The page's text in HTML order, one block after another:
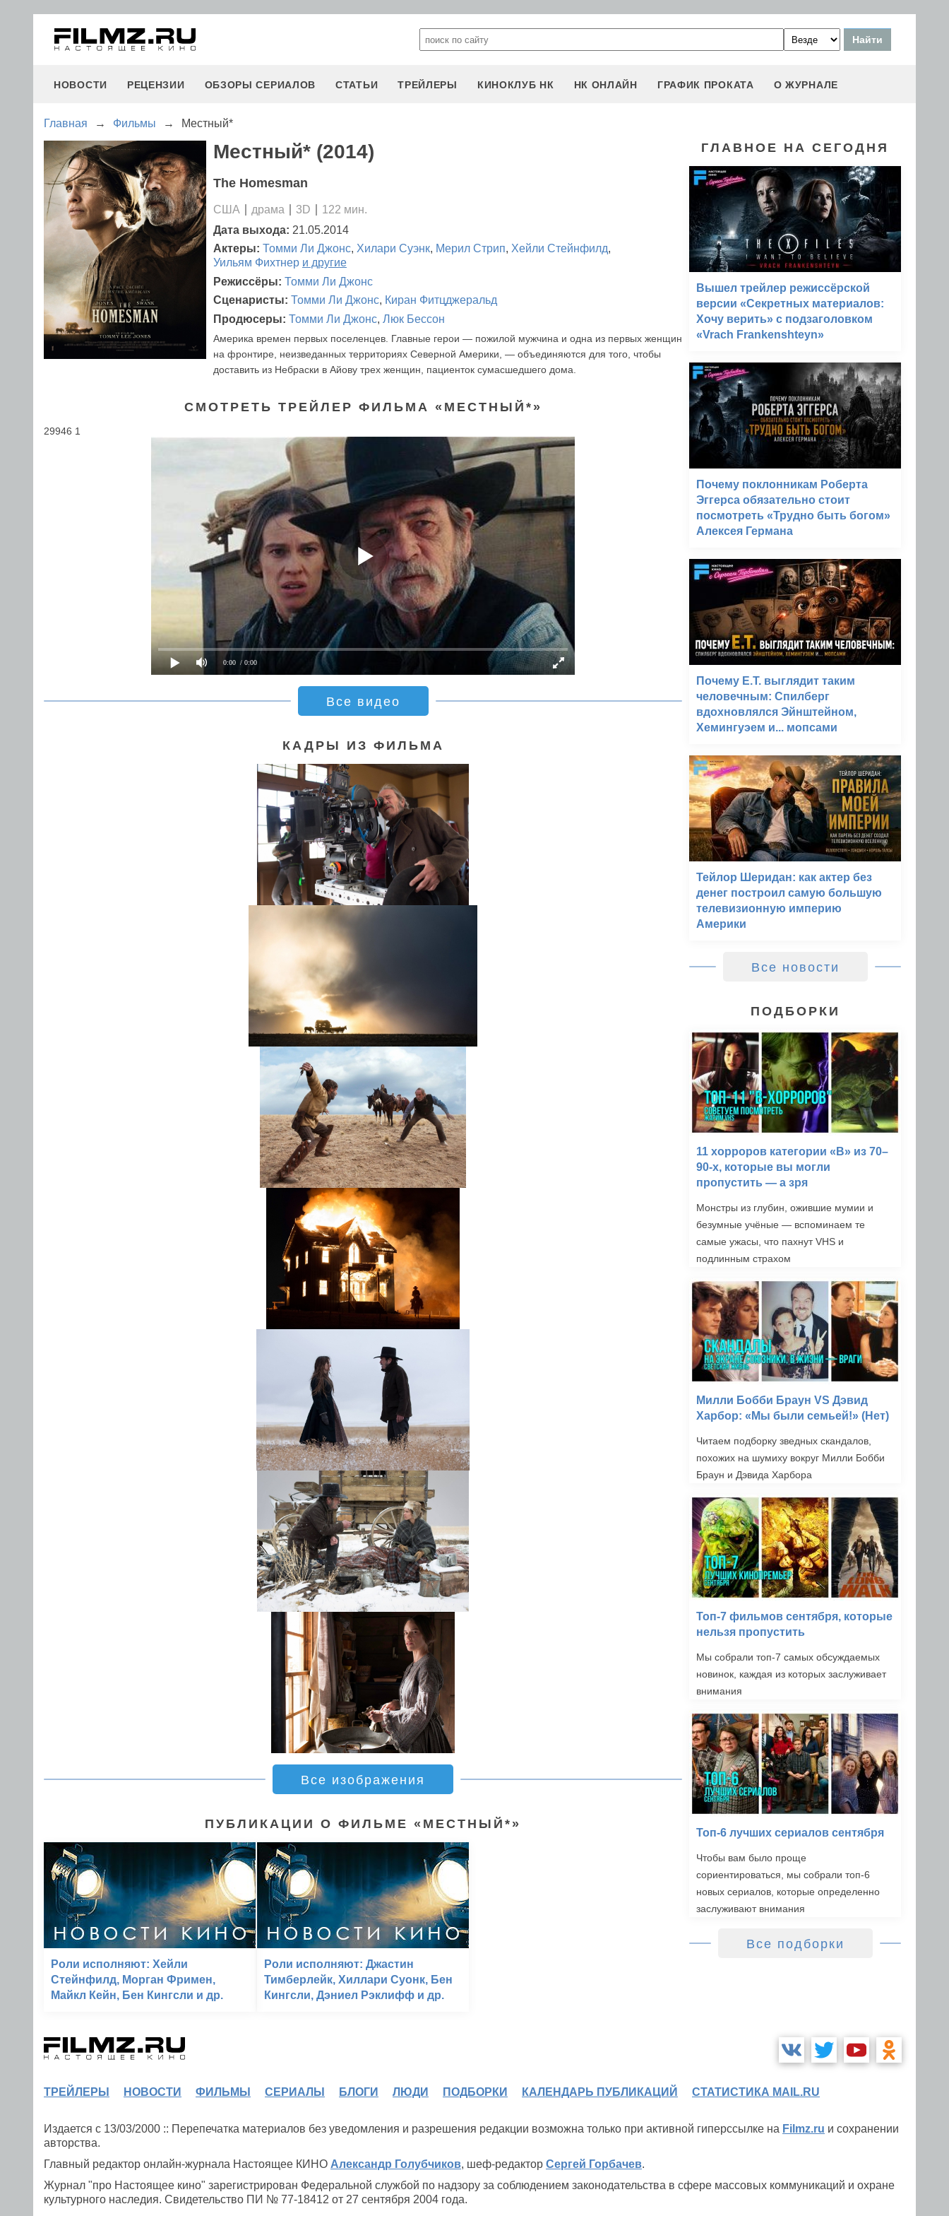
НОВОСТИ РЕЦЕНЗИИ ОБЗОРЫ СЕРИАЛОВ СТАТЬИ ТРЕЙЛЕРЫ КИНОКЛУБ НК НК ОНЛАЙН ГРАФИК ПРОКАТА О ЖУРНАЛЕ
Главная → Фильмы → Местный*
Местный* (2014)
The Homesman
США драма 3D
122 мин.
Дата выхода: 21.05.2014
Актеры: Томми Ли Джонс, Хилари Суэнк, Мерил Стрип, Хейли Стейнфилд,
Уильям Фихтнер и другие
Режиссёры: Томми Ли Джонс
Сценаристы: Томми Ли Джонс, Киран Фитцджеральд
Продюсеры: Томми Ли Джонс, Люк Бессон
Америка времен первых поселенцев. Главные герои — пожилой мужчина и одна из первых женщин
на фронтире, неизведанных территориях Северной Америки, — объединяются для того, чтобы
доставить из Небраски в Айову трех женщин, пациенток сумасшедшего дома.
СМОТРЕТЬ ТРЕЙЛЕР ФИЛЬМА «МЕСТНЫЙ*»
29946 1
0:00 / 0:00
Все видео
КАДРЫ ИЗ ФИЛЬМА
Все изображения
ПУБЛИКАЦИИ О ФИЛЬМЕ «МЕСТНЫЙ*»
Роли исполняют: Хейли
Стейнфилд, Морган Фримен,
Майкл Кейн, Бен Кингсли и др.
Роли исполняют: Джастин
Тимберлейк, Хиллари Суонк, Бен
Кингсли, Дэниел Рэклифф и др.
ГЛАВНОЕ НА СЕГОДНЯ
Вышел трейлер режиссёрской
версии «Секретных материалов:
Хочу верить» с подзаголовком
«Vrach Frankenshteyn»
Почему поклонникам Роберта
Эггерса обязательно стоит
посмотреть «Трудно быть богом»
Алексея Германа
Почему E.T. выглядит таким
человечным: Спилберг
вдохновлялся Эйнштейном,
Хемингуэем и... мопсами
Тейлор Шеридан: как актер без
денег построил самую большую
телевизионную империю
Америки
Все новости
ПОДБОРКИ
11 хорроров категории «B» из 70–
90-х, которые вы могли
пропустить — а зря
Монстры из глубин, ожившие мумии и
безумные учёные — вспоминаем те
самые ужасы, что пахнут VHS и
подлинным страхом
Милли Бобби Браун VS Дэвид
Харбор: «Мы были семьей!» (Нет)
Читаем подборку зведных скандалов,
похожих на шумиху вокруг Милли Бобби
Браун и Дэвида Харбора
Топ-7 фильмов сентября, которые
нельзя пропустить
Мы собрали топ-7 самых обсуждаемых
новинок, каждая из которых заслуживает
внимания
Топ-6 лучших сериалов сентября
Чтобы вам было проще
сориентироваться, мы собрали топ-6
новых сериалов, которые определенно
заслуживают внимания
Все подборки
ТРЕЙЛЕРЫ НОВОСТИ ФИЛЬМЫ СЕРИАЛЫ БЛОГИ ЛЮДИ ПОДБОРКИ КАЛЕНДАРЬ ПУБЛИКАЦИЙ СТАТИСТИКА MAIL.RU
Издается с 13/03/2000 :: Перепечатка материалов без уведомления и разрешения редакции возможна только при активной гиперссылке на Filmz.ru и сохранении
авторства.
Главный редактор онлайн-журнала Настоящее КИНО Александр Голубчиков, шеф-редактор Сергей Горбачев.
Журнал "про Настоящее кино" зарегистрирован Федеральной службой по надзору за соблюдением законодательства в сфере массовых коммуникаций и охране
культурного наследия. Свидетельство ПИ № 77-18412 от 27 сентября 2004 года.